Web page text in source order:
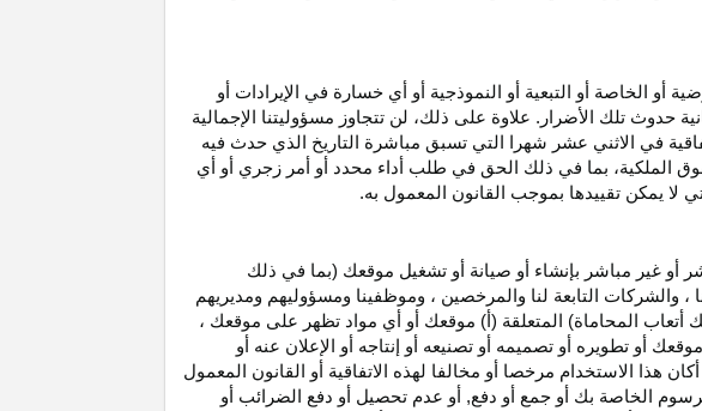
أو الخاصة أو التبعية أو النموذجية أو أي خسارة في الإيرادات أو
حدوث تلك الأضرار. علاوة على ذلك، لن تتجاوز مسؤوليتنا الإجمالية
في الاثني عشر شهرا التي تسبق مباشرة التاريخ الذي حدث فيه
الملكية، بما في ذلك الحق في طلب أداء محدد أو أمر زجري أو أي
لا يمكن تقييدها بموجب القانون المعمول به.
غير مباشر بإنشاء أو صيانة أو تشغيل موقعك (بما في ذلك
والشركات التابعة لنا والمرخصين ، وموظفينا ومسؤوليهم ومديريهم
أتعاب المحاماة) المتعلقة (أ) موقعك أو أي مواد تظهر على موقعك ،
أو تطويره أو تصميمه أو تصنيعه أو إنتاجه أو الإعلان عنه أو
الاستخدام مرخصا أو مخالفا لهذه الاتفاقية أو القانون المعمول
الخاصة بك أو جمع أو دفع, أو عدم تحصيل أو دفع الضرائب أو